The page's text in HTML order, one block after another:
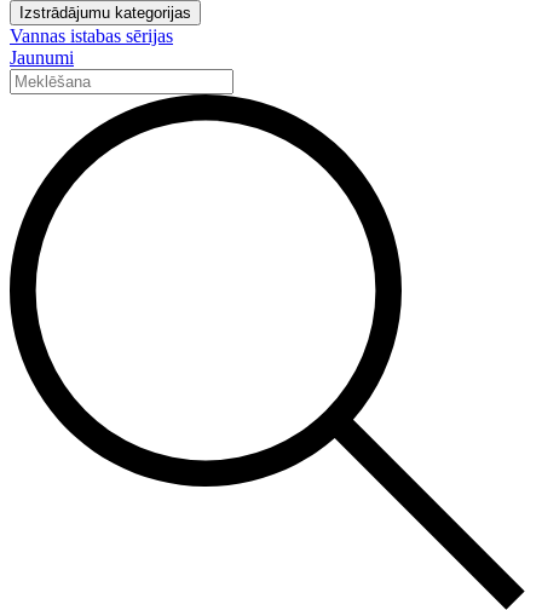
Izstrādājumu kategorijas
Vannas istabas sērijas
Jaunumi